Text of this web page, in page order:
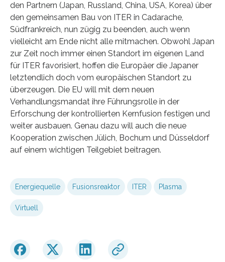
den Partnern (Japan, Russland, China, USA, Korea) über
den gemeinsamen Bau von ITER in Cadarache,
Südfrankreich, nun zügig zu beenden, auch wenn
vielleicht am Ende nicht alle mitmachen. Obwohl Japan
zur Zeit noch immer einen Standort im eigenen Land
für ITER favorisiert, hoffen die Europäer die Japaner
letztendlich doch vom europäischen Standort zu
überzeugen. Die EU will mit dem neuen
Verhandlungsmandat ihre Führungsrolle in der
Erforschung der kontrollierten Kernfusion festigen und
weiter ausbauen. Genau dazu will auch die neue
Kooperation zwischen Jülich, Bochum und Düsseldorf
auf einem wichtigen Teilgebiet beitragen.
Energiequelle Fusionsreaktor ITER Plasma
Virtuell